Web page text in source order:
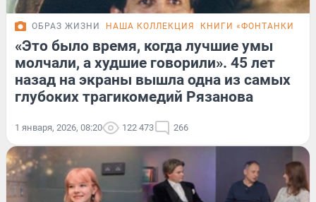
ОБРАЗ ЖИЗНИ НАША КОЛЛЕКЦИЯ КНИГИ «ФОНТАНКИ»
«Это было время, когда лучшие умы
молчали, а худшие говорили». 45 лет
назад на экраны вышла одна из самых
глубоких трагикомедий Рязанова
1 января, 2026, 08:20 122 473 266